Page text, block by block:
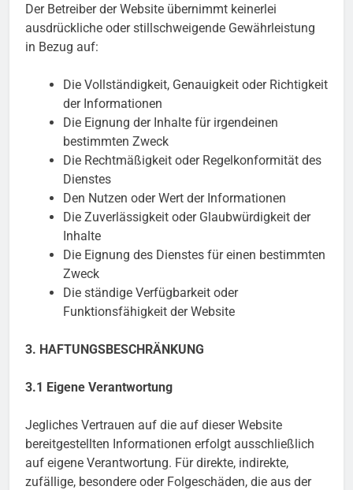
Der Betreiber der Website übernimmt keinerlei
ausdrückliche oder stillschweigende Gewährleistung
in Bezug auf:
Die Vollständigkeit, Genauigkeit oder Richtigkeit
der Informationen
Die Eignung der Inhalte für irgendeinen
bestimmten Zweck
Die Rechtmäßigkeit oder Regelkonformität des
Dienstes
Den Nutzen oder Wert der Informationen
Die Zuverlässigkeit oder Glaubwürdigkeit der
Inhalte
Die Eignung des Dienstes für einen bestimmten
Zweck
Die ständige Verfügbarkeit oder
Funktionsfähigkeit der Website
3. HAFTUNGSBESCHRÄNKUNG
3.1 Eigene Verantwortung
Jegliches Vertrauen auf die auf dieser Website
bereitgestellten Informationen erfolgt ausschließlich
auf eigene Verantwortung. Für direkte, indirekte,
zufällige, besondere oder Folgeschäden, die aus der